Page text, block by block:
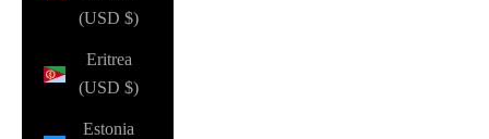
(USD $)
Eritrea
(USD $)
Estonia